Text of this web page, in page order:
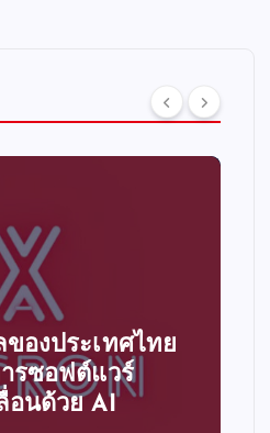
มัติอัจฉริยะ ก้าวสู่
รียบทางการแข่งขัน
ไทย